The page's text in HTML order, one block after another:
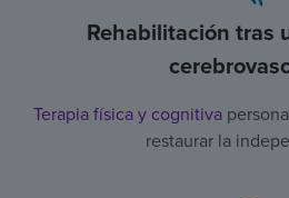
Rehabilitación tras
Terapia física y cognitiva
restaurar la